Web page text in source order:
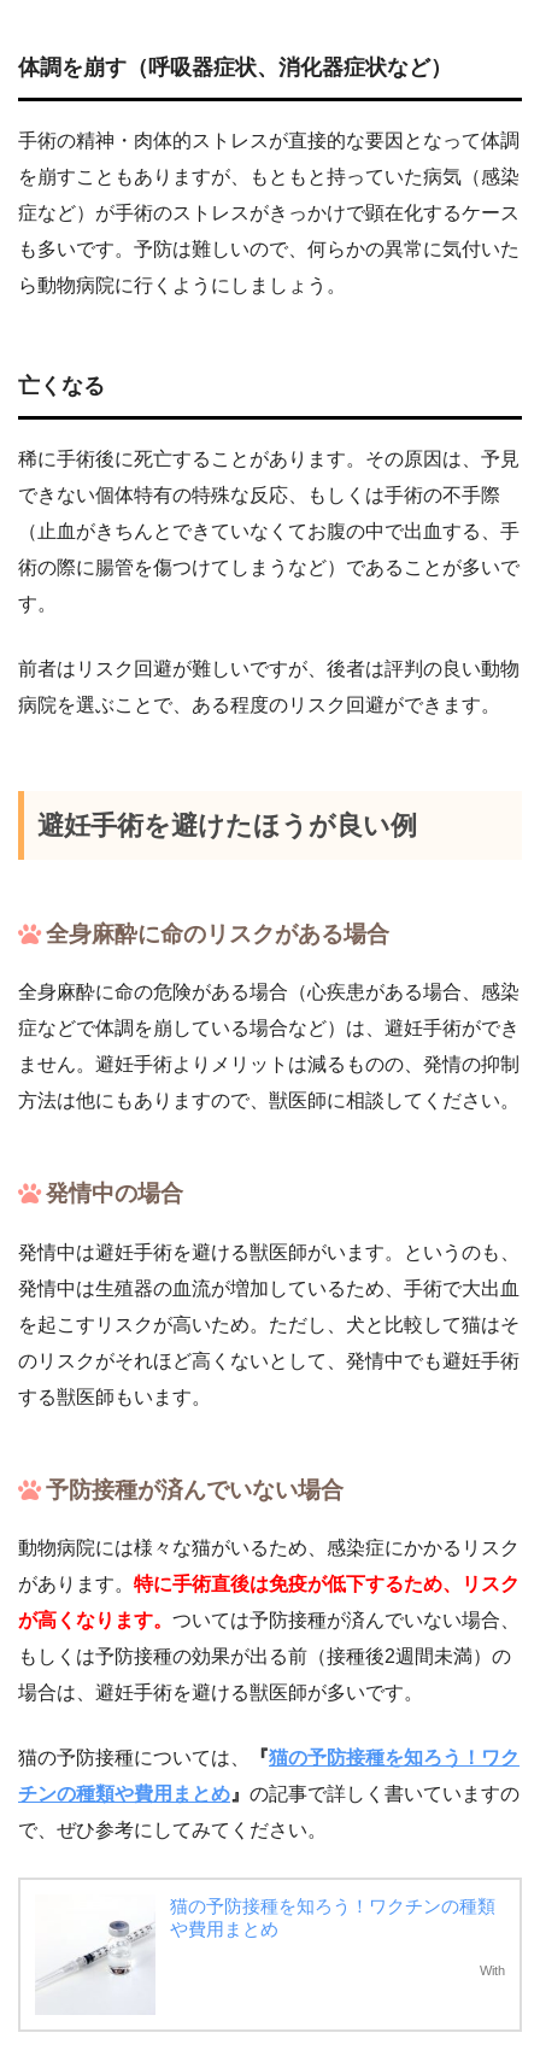
体調を崩す（呼吸器症状、消化器症状など）
手術の精神・肉体的ストレスが直接的な要因となって体調
を崩すこともありますが、もともと持っていた病気（感染
症など）が手術のストレスがきっかけで顕在化するケース
も多いです。予防は難しいので、何らかの異常に気付いた
ら動物病院に行くようにしましょう。
亡くなる
稀に手術後に死亡することがあります。その原因は、予見
できない個体特有の特殊な反応、もしくは手術の不手際
（止血がきちんとできていなくてお腹の中で出血する、手
術の際に腸管を傷つけてしまうなど）であることが多いで
す。
前者はリスク回避が難しいですが、後者は評判の良い動物
病院を選ぶことで、ある程度のリスク回避ができます。
避妊手術を避けたほうが良い例
全身麻酔に命のリスクがある場合
全身麻酔に命の危険がある場合（心疾患がある場合、感染
症などで体調を崩している場合など）は、避妊手術ができ
ません。避妊手術よりメリットは減るものの、発情の抑制
方法は他にもありますので、獣医師に相談してください。
発情中の場合
発情中は避妊手術を避ける獣医師がいます。というのも、
発情中は生殖器の血流が増加しているため、手術で大出血
を起こすリスクが高いため。ただし、犬と比較して猫はそ
のリスクがそれほど高くないとして、発情中でも避妊手術
する獣医師もいます。
予防接種が済んでいない場合
動物病院には様々な猫がいるため、感染症にかかるリスク
があります。 特に手術直後は免疫が低下するため、リスク
が高くなります。 ついては予防接種が済んでいない場合、
もしくは予防接種の効果が出る前（接種後2週間未満）の
場合は、避妊手術を避ける獣医師が多いです。
猫の予防接種については、 『猫の予防接種を知ろう！ワク
チンの種類や費用まとめ 』 の記事で詳しく書いていますの
で、ぜひ参考にしてみてください。
猫の予防接種を知ろう！ワクチンの種類
や費用まとめ
With